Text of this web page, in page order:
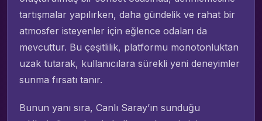
tartışmalar yapılırken, daha gündelik ve rahat bir
atmosfer isteyenler için eğlence odaları da
mevcuttur. Bu çeşitlilik, platformu monotonluktan
uzak tutarak, kullanıcılara sürekli yeni deneyimler
sunma fırsatı tanır.
Bunun yanı sıra, Canlı Saray’ın sunduğu